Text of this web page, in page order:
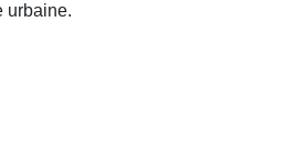
urbaine.